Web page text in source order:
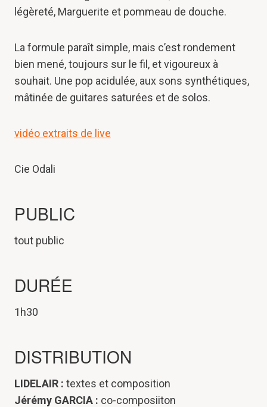
légèreté, Marguerite et pommeau de douche.
La formule paraît simple, mais c’est rondement
bien mené, toujours sur le fil, et vigoureux à
souhait. Une pop acidulée, aux sons synthétiques,
mâtinée de guitares saturées et de solos.
vidéo extraits de live
Cie Odali
PUBLIC
tout public
DURÉE
1h30
DISTRIBUTION
LIDELAIR : textes et composition
Jérémy GARCIA : co-composiiton